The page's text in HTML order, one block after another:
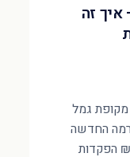
זה
גמל
החדשה
של האוצר, הוא ייעצר ב-200000 ₪ הפקדות